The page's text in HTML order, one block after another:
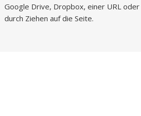
Google Drive, Dropbox, einer URL oder
durch Ziehen auf die Seite.